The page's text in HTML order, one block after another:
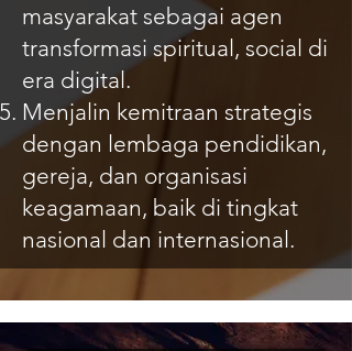
masyarakat sebagai agen
transformasi spiritual, social di
era digital.
Menjalin kemitraan strategis
dengan lembaga pendidikan,
gereja, dan organisasi
keagamaan, baik di tingkat
nasional dan internasional.